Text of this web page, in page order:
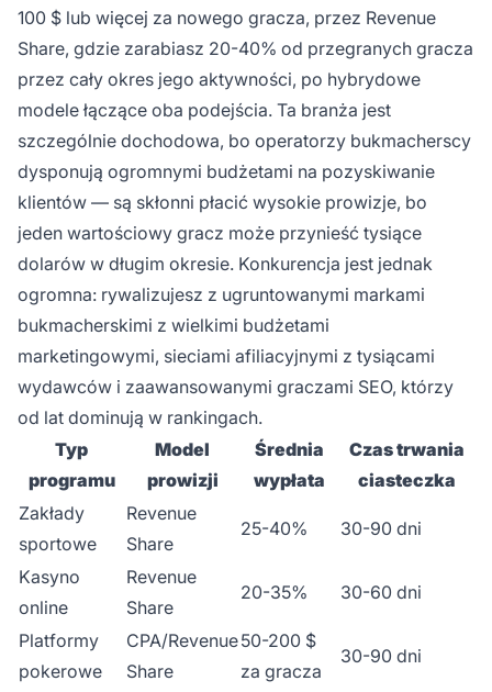
100 $ lub więcej za nowego gracza, przez Revenue
Share, gdzie zarabiasz 20-40% od przegranych gracza
przez cały okres jego aktywności, po hybrydowe
modele łączące oba podejścia. Ta branża jest
szczególnie dochodowa, bo operatorzy bukmacherscy
dysponują ogromnymi budżetami na pozyskiwanie
klientów — są skłonni płacić wysokie prowizje, bo
jeden wartościowy gracz może przynieść tysiące
dolarów w długim okresie. Konkurencja jest jednak
ogromna: rywalizujesz z ugruntowanymi markami
bukmacherskimi z wielkimi budżetami
marketingowymi, sieciami afiliacyjnymi z tysiącami
wydawców i zaawansowanymi graczami SEO, którzy
od lat dominują w rankingach.
Typ
programu
Model
prowizji
Średnia
wypłata
Czas trwania
ciasteczka
Zakłady
sportowe
Revenue
Share
25-40% 30-90 dni
Kasyno
online
Revenue
Share
20-35% 30-60 dni
Platformy
pokerowe
CPA/Revenue
Share
50-200 $
za gracza
30-90 dni